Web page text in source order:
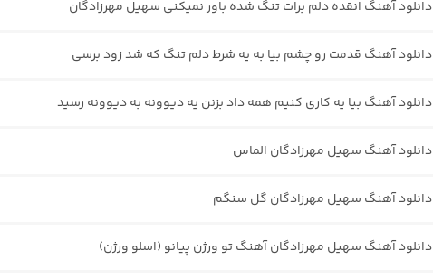
دانلود آهنگ انقده دلم برات تنگ شده باور نمیکنی سهیل مهرزادگان
دانلود آهنگ قدمت رو چشم بیا به یه شرط دلم تنگ که شد زود برسی
دانلود آهنگ بیا یه کاری کنیم همه داد بزنن یه دیوونه به دیوونه رسید
دانلود آهنگ سهیل مهرزادگان الماس
دانلود آهنگ سهیل مهرزادگان گل سنگم
دانلود آهنگ سهیل مهرزادگان آهنگ تو ورژن پیانو (اسلو ورژن)